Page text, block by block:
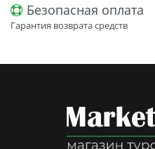
Безопасная оплата
Гарантия возврата средств